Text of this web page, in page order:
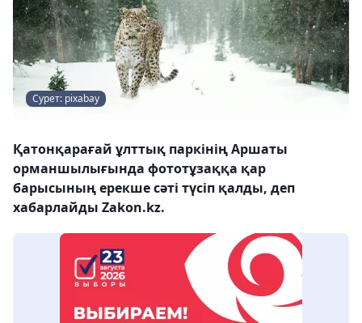
Сурет: pixabay
Қатонқарағай ұлттық паркінің Аршаты
орманшылығында фототұзаққа қар
барысының ерекше сәті түсіп қалды, деп
хабарлайды Zakon.kz.